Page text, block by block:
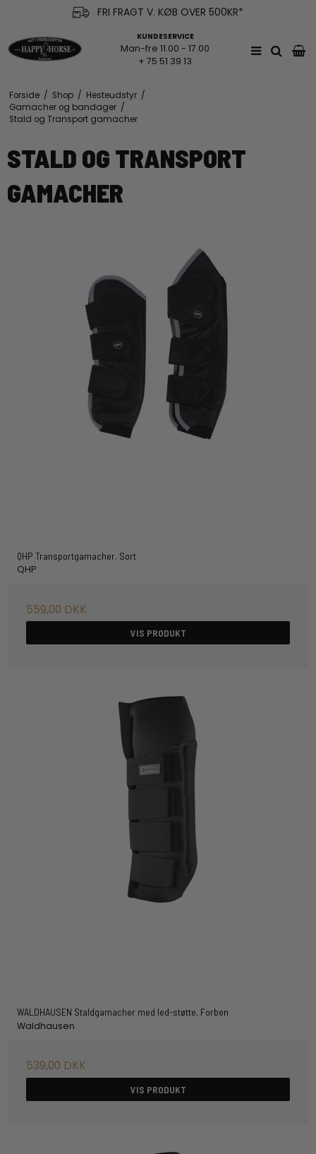
FRI FRAGT V. KØB OVER 500KR*
KUNDESERVICE
Man-fre 11.00 - 17.00
+ 75 51 39 13
Forside / Shop / Hesteudstyr /
Gamacher og bandager /
Stald og Transport gamacher
STALD OG TRANSPORT
GAMACHER
QHP Transportgamacher. Sort
QHP
559,00 DKK
VIS PRODUKT
WALDHAUSEN Staldgamacher med led-støtte. Forben
Waldhausen
539,00 DKK
VIS PRODUKT